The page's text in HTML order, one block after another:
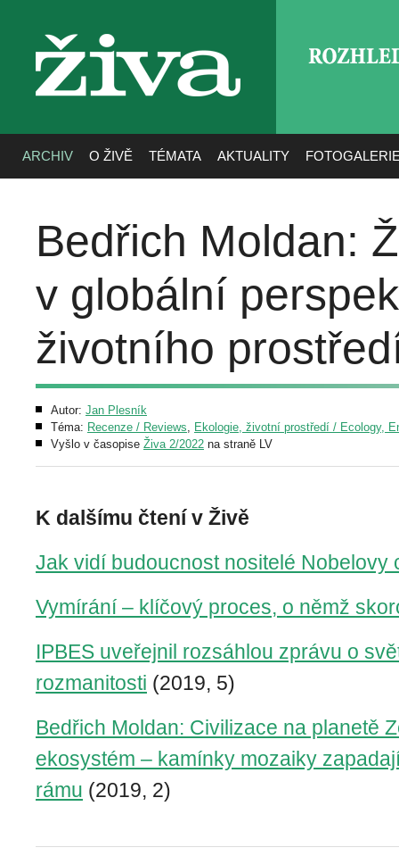
živa
ARCHIV O ŽIVĚ TÉMATA AKTUALITY
Bedřich Moldan:
v globální
životního
Autor: Jan Plesník
Téma: Recenze / Reviews, Ekologie, životní prostředí / Ecology,
Vyšlo v časopise Živa 2/2022 na straně LV
K dalšímu čtení v Živě
Jak vidí budoucnost nositelé Nobelovy
Vymírání – klíčový proces, o němž
IPBES uveřejnil rozsáhlou zprávu o
rozmanitosti (2019, 5)
Bedřich Moldan: Civilizace na planetě
ekosystém – kamínky mozaiky
rámu (2019, 2)